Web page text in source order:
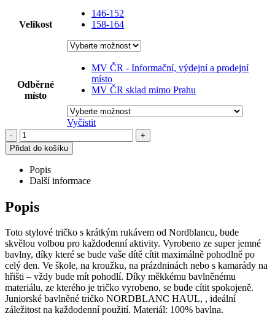
Velikost
146-152
158-164
Odběrné
místo
MV ČR - Informační, výdejní a prodejní
místo
MV ČR sklad mimo Prahu
Vyčistit
-
+
Přidat do košíku
Popis
Další informace
Popis
Toto stylové tričko s krátkým rukávem od Nordblancu, bude
skvělou volbou pro každodenní aktivity. Vyrobeno ze super jemné
bavlny, díky které se bude vaše dítě cítit maximálně pohodlně po
celý den. Ve škole, na kroužku, na prázdninách nebo s kamarády na
hřišti – vždy bude mít pohodlí. Díky měkkému bavlněnému
materiálu, ze kterého je tričko vyrobeno, se bude cítit spokojeně.
Juniorské bavlněné tričko NORDBLANC HAUL, , ideální
záležitost na každodenní použití. Materiál: 100% bavlna.